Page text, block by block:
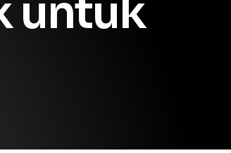
untuk